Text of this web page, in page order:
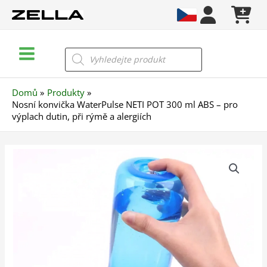
Menu
Products
search
Domů
Produkty
Nosní konvička WaterPulse NETI POT 300 ml ABS – pro
výplach dutin, při rýmě a alergiích